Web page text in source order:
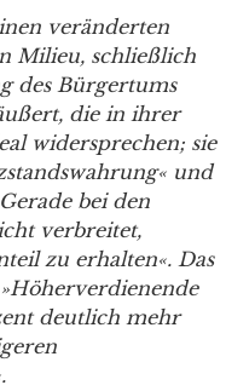
veränderten
Milieu, schließlich
des Bürgertums
die in ihrer
widersprechen; sie
und
bei den
verbreitet,
zu erhalten«. Das
deutlich mehr